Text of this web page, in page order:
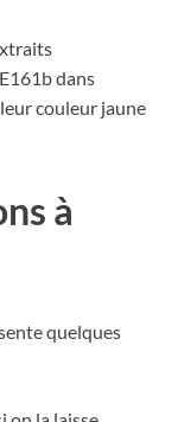
dans
couleur jaune
à
quelques